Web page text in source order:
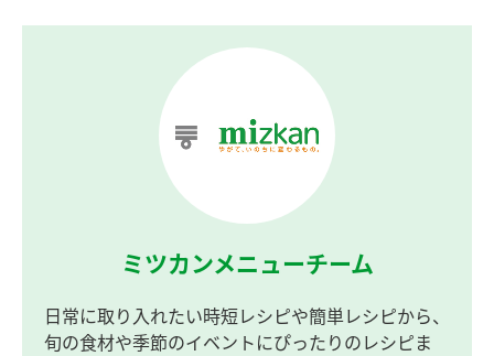
ミツカンメニューチーム
日常に取り入れたい時短レシピや簡単レシピから、
旬の食材や季節のイベントにぴったりのレシピま